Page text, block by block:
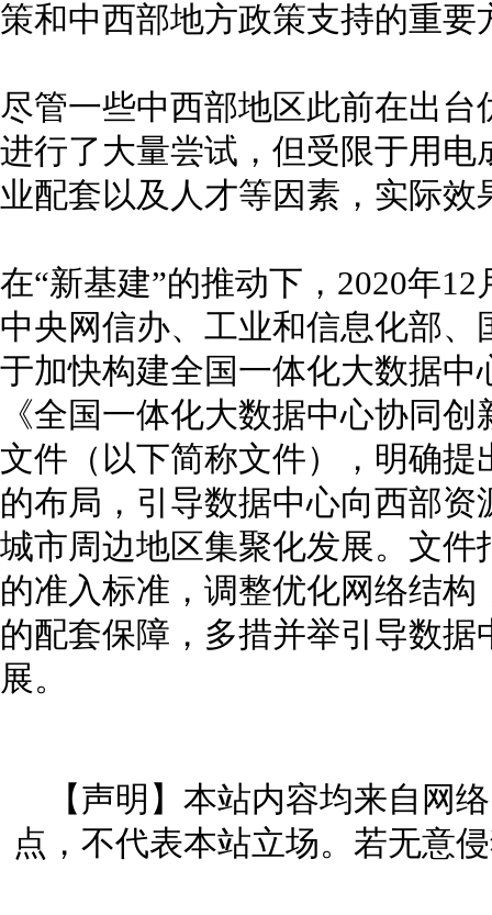
策和中西部地方政策支持的重要
尽管一些中西部地区此前在出
进行了大量尝试，但受限于用
业配套以及人才等因素，实际效
在“新基建”的推动下，2020年
中央网信办、工业和信息化部
于加快构建全国一体化大数据
《全国一体化大数据中心协同
文件（以下简称文件），明确
的布局，引导数据中心向西部
城市周边地区集聚化发展。文
的准入标准，调整优化网络结
的配套保障，多措并举引导数
展。
【声明】本站内容均来自网
点，不代表本站立场。若无意